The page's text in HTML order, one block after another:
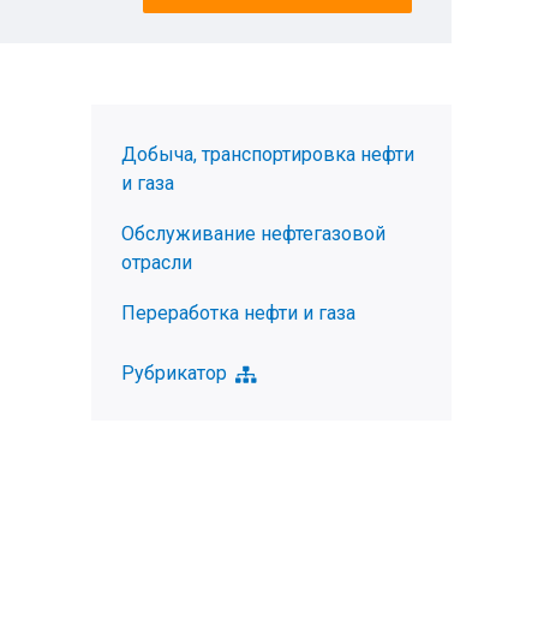
Добыча, транспортировка нефти
и газа
Обслуживание нефтегазовой
отрасли
Переработка нефти и газа
Рубрикатор